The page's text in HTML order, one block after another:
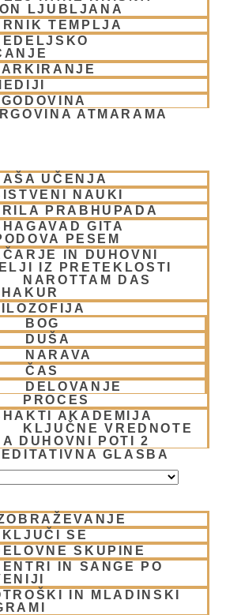
LJUBLJANA
TEMPLJA
ATMARAMA
UČENJA
NAUKI
PRABHUPADA
GITA
PESEM
IN DUHOVNI
IZ PRETEKLOSTI
NAROTTAM DAS
BOG
DUŠA
NARAVA
ČAS
DELOVANJE
PROCES
AKADEMIJA
KLJUČNE VREDNOTE
DUHOVNI POTI 2
GLASBA
SE
SKUPINE
IN SANGE PO
IN MLADINSKI
Nove